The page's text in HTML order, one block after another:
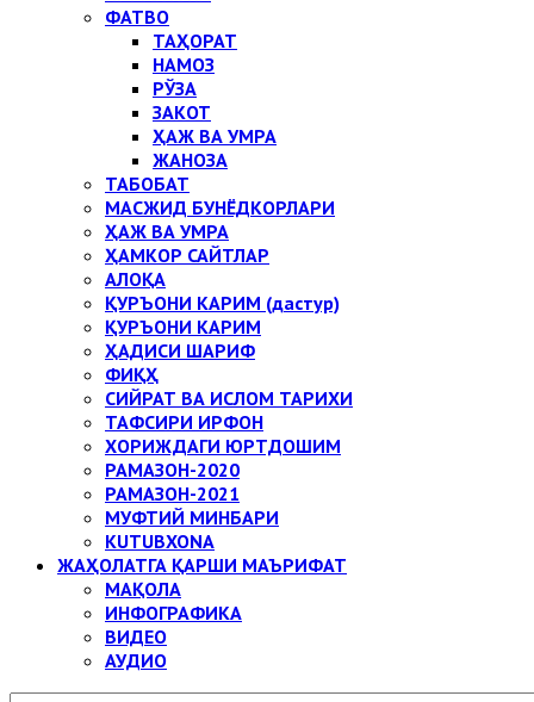
ФАТВО
ТАҲОРАТ
НАМОЗ
РЎЗА
ЗАКОТ
ҲАЖ ВА УМРА
ЖАНОЗА
ТАБОБАТ
МАСЖИД БУНЁДКОРЛАРИ
ҲАЖ ВА УМРА
ҲАМКОР САЙТЛАР
АЛОҚА
ҚУРЪОНИ КАРИМ (дастур)
ҚУРЪОНИ КАРИМ
ҲАДИСИ ШАРИФ
ФИҚҲ
СИЙРАТ ВА ИСЛОМ ТАРИХИ
ТАФСИРИ ИРФОН
ХОРИЖДАГИ ЮРТДОШИМ
РАМАЗОН-2020
РАМАЗОН-2021
МУФТИЙ МИНБАРИ
KUTUBXONA
ЖАҲОЛАТГА ҚАРШИ МАЪРИФАТ
МАҚОЛА
ИНФОГРАФИКА
ВИДЕО
АУДИО